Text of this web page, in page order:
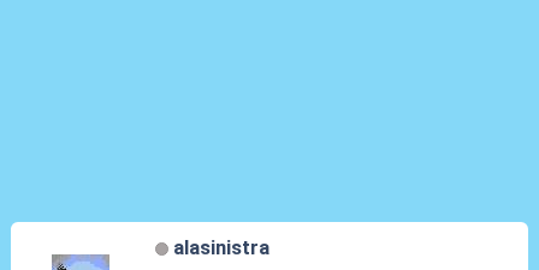
alasinistra